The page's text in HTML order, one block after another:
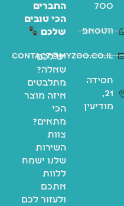
700
ווטסאפ
contact@myzoo.co.il
חסידה
21,
מודיעין
החברים
הכי טובים
שלכם
יש לכם
שאלה?
מתלבטים
איזה מוצר
הכי
מתאים?
צוות
השירות
שלנו ישמח
ללוות
אתכם
ולעזור לכם